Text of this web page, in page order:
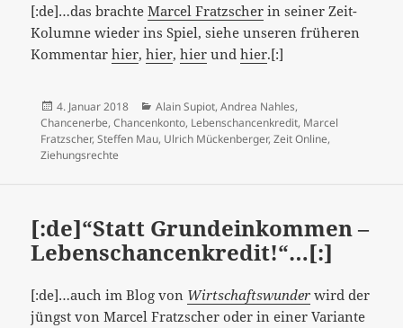
[:de]…das brachteMarcel Fratzscher in seiner Zeit-
Kolumne wieder ins Spiel, siehe unseren früheren
Kommentarhier,hier,hier undhier.[:]
Veröffentlicht
am
4. Januar 2018 Kategorien
Alain Supiot, Andrea Nahles,
Chancenerbe, Chancenkonto, Lebenschancenkredit, Marcel
Fratzscher, Steffen Mau, Ulrich Mückenberger, Zeit Online,
Ziehungsrechte
[:de]“Statt Grundeinkommen –
Lebenschancenkredit!“…[:]
[:de]…auch im Blog von Wirtschaftswunder wird der
jüngst von Marcel Fratzscher oder in einer Variante